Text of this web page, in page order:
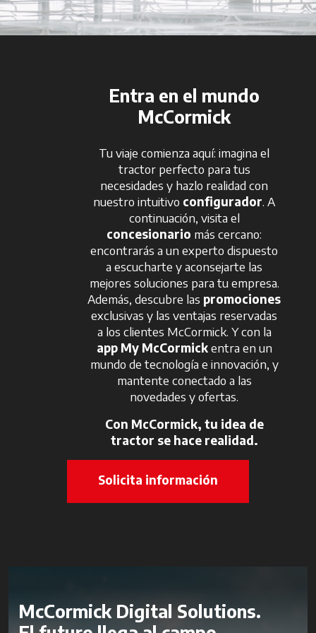
Entra en el mundo
McCormick
Tu viaje comienza aquí: imagina el
tractor perfecto para tus
necesidades y hazlo realidad con
nuestro intuitivo configurador. A
continuación, visita el
concesionario más cercano:
encontrarás a un experto dispuesto
a escucharte y aconsejarte las
mejores soluciones para tu empresa.
Además, descubre las promociones
exclusivas y las ventajas reservadas
a los clientes McCormick. Y con la
app My McCormickentra en un
mundo de tecnología e innovación, y
mantente conectado a las
novedades y ofertas.
Con McCormick, tu idea de
tractor se hace realidad.
Solicita información
McCormick Digital Solutions.